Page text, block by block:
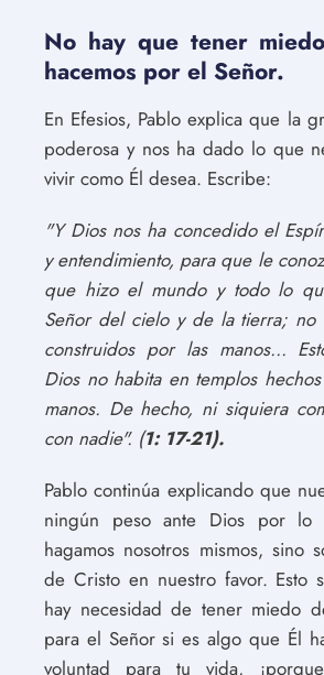
No hay que tener
hacemos por el Señor.
En Efesios, Pablo explica que la
poderosa y nos ha dado lo que
vivir como Él desea. Escribe:
"Y Dios nos ha concedido el
y entendimiento, para que le
que hizo el mundo y todo lo
Señor del cielo y de la tierra; no
construidos por las manos...
Dios no habita en templos
manos. De hecho, ni siquiera
con nadie". (1: 17-21).
Pablo continúa explicando que
ningún peso ante Dios por lo
hagamos nosotros mismos, sino
de Cristo en nuestro favor. Esto
hay necesidad de tener miedo
para el Señor si es algo que Él
voluntad para tu vida,